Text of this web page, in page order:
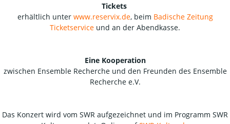
Tickets
erhältlich unter www.reservix.de, beim Badische Zeitung
Ticketservice und an der Abendkasse.
Eine Kooperation
zwischen Ensemble Recherche und den Freunden des Ensemble
Recherche e.V.
Das Konzert wird vom SWR aufgezeichnet und im Programm SWR